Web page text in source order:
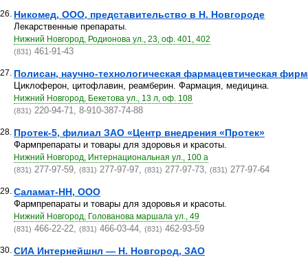
26. Никомед, ООО, представительство в Н. Новгороде
Лекарственные препараты.
Нижний Новгород, Родионова ул., 23, оф. 401, 402
(831) 461-91-43
27. Полисан, научно-технологическая фармацевтическая
Циклоферон, цитофлавин, реамберин. Фармация, медицина.
Нижний Новгород, Бекетова ул., 13 л, оф. 108
(831) 220-94-71, 8-910-387-74-88
28. Протек-5, филиал ЗАО «Центр внедрения «Протек»
Фармпрепараты и товары для здоровья и красоты.
Нижний Новгород, Интернациональная ул., 100 а
(831) 277-97-59, (831) 277-97-97, (831) 277-97-73, (831) 277-97-64
29. Саламат-НН, ООО
Фармпрепараты и товары для здоровья и красоты.
Нижний Новгород, Голованова маршала ул., 49
(831) 466-22-22, (831) 466-03-44, (831) 462-93-59
30. СИА Интернейшнл — Н. Новгород, ЗАО